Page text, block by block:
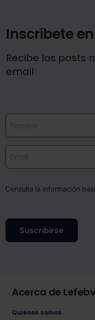
Inscríbete
Recibe los posts
email
Consulta la información
Suscribirse
Acerca de
Quiénes somos